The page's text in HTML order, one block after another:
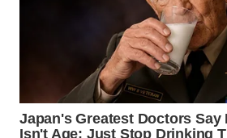
Essa leitura não transforma
individual. Existem fatores
genéticos e ambientais que
Ainda assim, a frase destaca
vida que cada pessoa pode
escolhe se expor ou se proteger